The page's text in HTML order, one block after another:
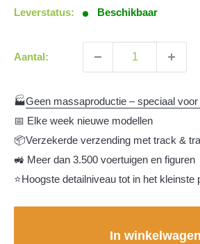
Leverstatus: Beschikbaar
Aantal:
🏭Geen massaproductie – speciaal
📅 Elke week nieuwe modellen
📦Verzekerde verzending met track &
🚜 Meer dan 3.500 voertuigen en figuren
⭐Hoogste detailniveau tot in het kleinste
In winkelwagen